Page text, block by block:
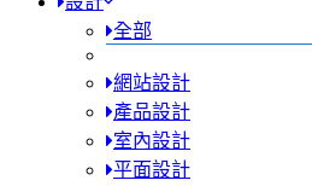
全部
網站設計
產品設計
室內設計
平面設計